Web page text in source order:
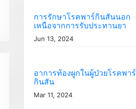
การรักษาโรคพาร์กินสันนอก
เหนือจากการรับประทานยา
Jun 13, 2024
อาการท้องผูกในผู้ป่วยโรคพาร์
กินสัน
Mar 11, 2024